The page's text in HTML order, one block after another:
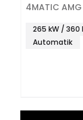
4MATIC
265 kW / 360
Automatik